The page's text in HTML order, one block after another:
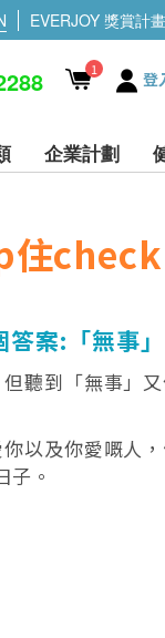
EVERJOY 獎賞計畫
1 登
企業計劃
住check
案:「無事」
聽到「無事」
以及你愛嘅人
。